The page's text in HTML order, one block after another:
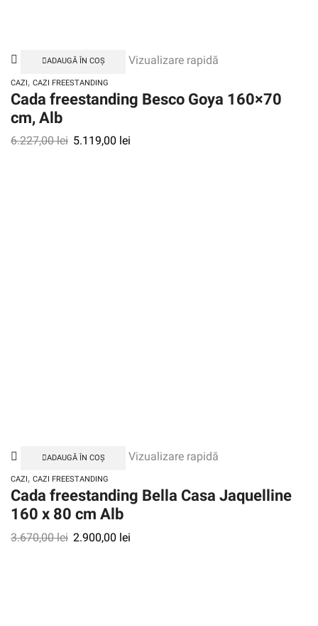
ADAUGĂ ÎN COȘ Vizualizare rapidă
CAZI, CAZI FREESTANDING
Cada freestanding Besco Goya 160×70
cm, Alb
6.227,00lei 5.119,00 lei
ADAUGĂ ÎN COȘ Vizualizare rapidă
CAZI, CAZI FREESTANDING
Cada freestanding Bella Casa Jaquelline
160 x 80 cm Alb
3.670,00lei 2.900,00 lei